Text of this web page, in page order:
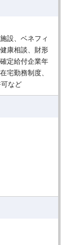
設、ベネフィ
康相談、財形
定給付企業年
宅勤務制度、
など